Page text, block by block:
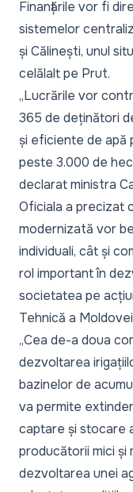
Finanțările vor fi
sistemelor
și Călinești, unul
celălalt pe Prut.
„Lucrările vor
365 de deținători
și eficiente de apă
peste 3.000 de
declarat ministra
Oficiala a precizat
modernizată vor
individuali, cât și
rol important în
societatea pe
Tehnică a
„Cea de-a doua
dezvoltarea
bazinelor de
va permite
captare și stocare
producătorii mici și
dezvoltarea unei